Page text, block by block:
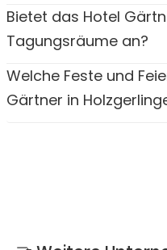
Bietet das Hotel
Tagungsräume an?
Welche Feste und
Gärtner in